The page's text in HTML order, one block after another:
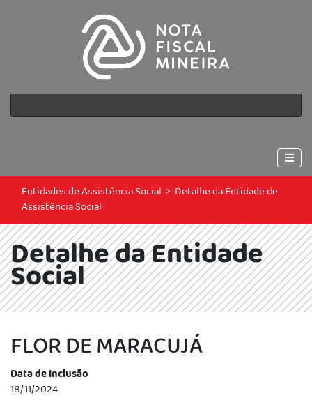
Entidades de Assistência Social > Detalhe da Entidade de
Assistência Social
Detalhe da Entidade
Social
FLOR DE MARACUJÁ
Data de Inclusão
18/11/2024